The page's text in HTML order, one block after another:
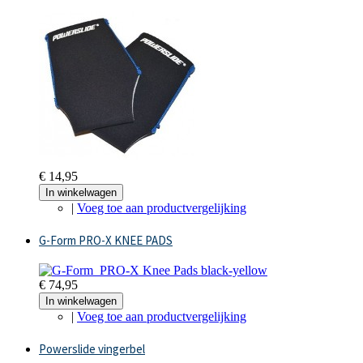
€ 14,95
In winkelwagen
| Voeg toe aan productvergelijking
G-Form PRO-X KNEE PADS
€ 74,95
In winkelwagen
| Voeg toe aan productvergelijking
Powerslide vingerbel